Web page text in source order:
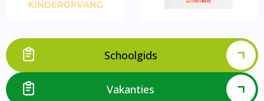
Schoolgids
Vakanties